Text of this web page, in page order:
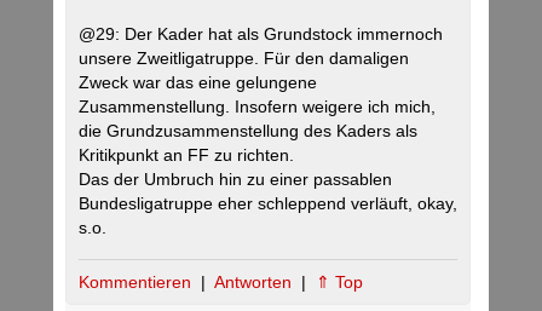
@29: Der Kader hat als Grundstock immernoch
unsere Zweitligatruppe. Für den damaligen
Zweck war das eine gelungene
Zusammenstellung. Insofern weigere ich mich,
die Grundzusammenstellung des Kaders als
Kritikpunkt an FF zu richten.
Das der Umbruch hin zu einer passablen
Bundesligatruppe eher schleppend verläuft, okay,
s.o.
Kommentieren | Antworten | ⇑ Top